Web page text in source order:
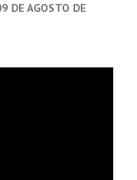
DE AGOSTO DE